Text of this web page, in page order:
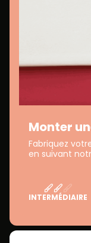
Monter
Fabriquez
en suivant
INTERMÉDIAIRE